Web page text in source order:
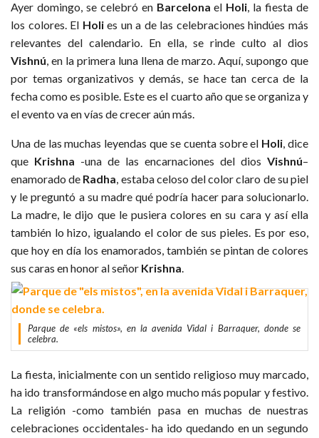
Ayer domingo, se celebró en Barcelona el Holi, la fiesta de
los colores. El Holies un a de las celebraciones hindúes más
relevantes del calendario. En ella, se rinde culto al dios
Vishnú, en la primera luna llena de marzo. Aquí, supongo que
por temas organizativos y demás, se hace tan cerca de la
fecha como es posible. Este es el cuarto año que se organiza y
el evento va en vías de crecer aún más.
Una de las muchas leyendas que se cuenta sobre el Holi, dice
que Krishna -una de las encarnaciones del dios Vishnú–
enamorado de Radha, estaba celoso del color claro de su piel
y le preguntó a su madre qué podría hacer para solucionarlo.
La madre, le dijo que le pusiera colores en su cara y así ella
también lo hizo, igualando el color de sus pieles. Es por eso,
que hoy en día los enamorados, también se pintan de colores
sus caras en honor al señor Krishna.
Parque de «els mistos», en la avenida Vidal i Barraquer, donde se
celebra.
La fiesta, inicialmente con un sentido religioso muy marcado,
ha ido transformándose en algo mucho más popular y festivo.
La religión -como también pasa en muchas de nuestras
celebraciones occidentales- ha ido quedando en un segundo